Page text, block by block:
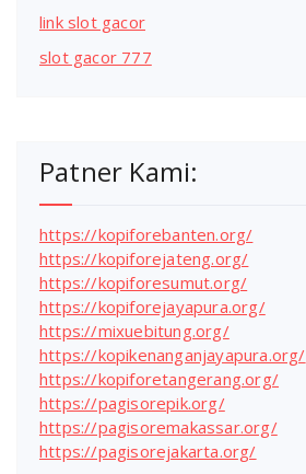
link slot gacor
slot gacor 777
Patner Kami:
https://kopiforebanten.org/
https://kopiforejateng.org/
https://kopiforesumut.org/
https://kopiforejayapura.org/
https://mixuebitung.org/
https://kopikenanganjayapura.org/
https://kopiforetangerang.org/
https://pagisorepik.org/
https://pagisoremakassar.org/
https://pagisorejakarta.org/